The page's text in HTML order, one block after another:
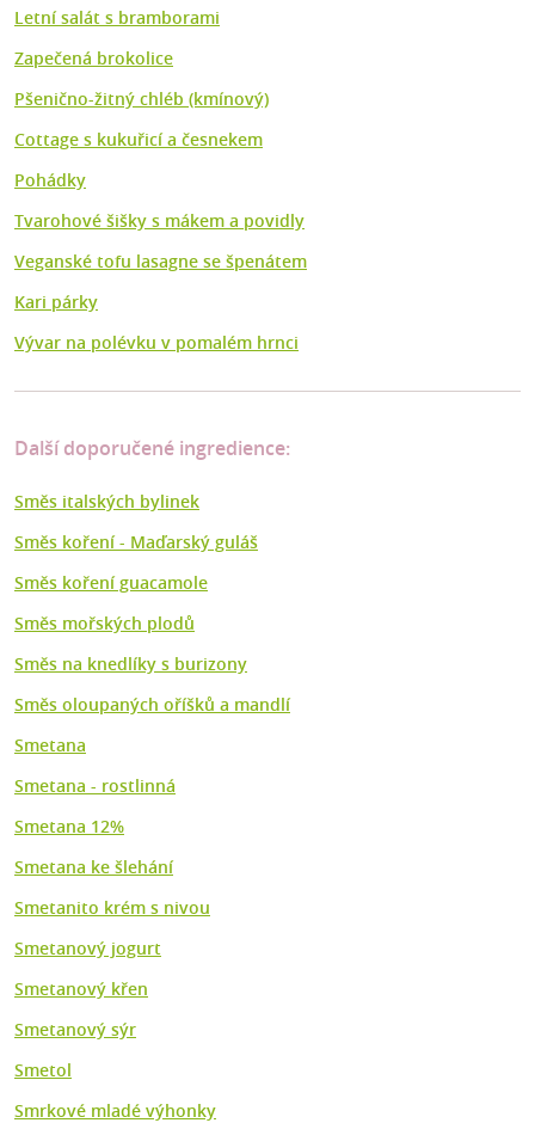
Letní salát s bramborami
Zapečená brokolice
Pšenično-žitný chléb (kmínový)
Cottage s kukuřicí a česnekem
Pohádky
Tvarohové šišky s mákem a povidly
Veganské tofu lasagne se špenátem
Kari párky
Vývar na polévku v pomalém hrnci
Další doporučené ingredience:
Směs italských bylinek
Směs koření - Maďarský guláš
Směs koření guacamole
Směs mořských plodů
Směs na knedlíky s burizony
Směs oloupaných oříšků a mandlí
Smetana
Smetana - rostlinná
Smetana 12%
Smetana ke šlehání
Smetanito krém s nivou
Smetanový jogurt
Smetanový křen
Smetanový sýr
Smetol
Smrkové mladé výhonky